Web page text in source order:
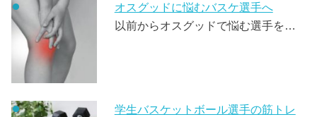
オスグッドに悩むバスケ選手へ
以前からオスグッドで悩む選手を…
学生バスケットボール選手の筋トレ